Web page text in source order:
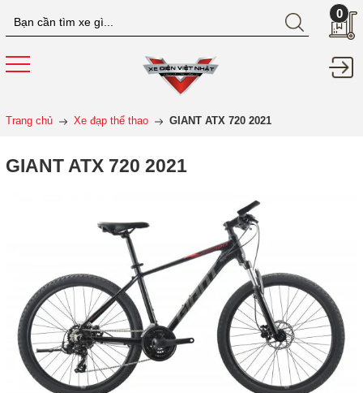
0
Trang chủ Xe đạp thể thao GIANT ATX 720 2021
GIANT ATX 720 2021